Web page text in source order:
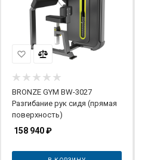
BRONZE GYM BW-3027
Разгибание рук сидя (прямая
поверхность)
158 940₽